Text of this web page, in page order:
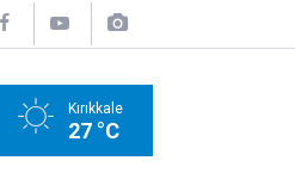
Kırıkkale
27 °C